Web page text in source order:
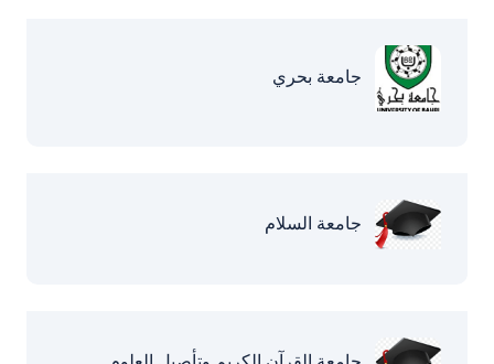
جامعة بحري
جامعة السلام